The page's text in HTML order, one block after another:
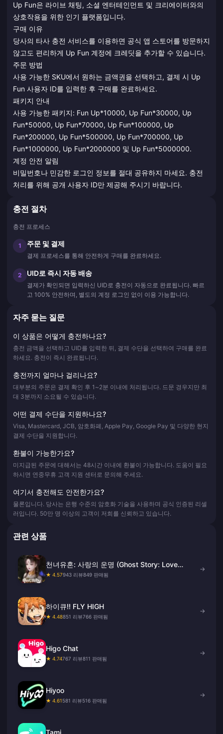
Up Fun은 라이브 채팅, 소셜 엔터테인먼트 및 크리에이터와의
상호작용을 위한 인기 플랫폼입니다.
구매 이유
당사의 타사 충전 서비스를 이용하면 공식 앱 스토어를 방문하지
않고도 편리하게 Up Fun 계정에 크레딧을 추가할 수 있습니다.
주문 방법
사용 가능한 SKU에서 원하는 금액권을 선택하고, 결제 시 Up
Fun 사용자 ID를 입력한 후 구매를 완료하세요.
패키지 안내
사용 가능한 패키지: Fun Up*10000, Up Fun*30000, Up
Fun*50000, Up Fun*70000, Up Fun*100000, Up
Fun*200000, Up Fun*500000, Up Fun*700000, Up
Fun*1000000, Up Fun*2000000 및 Up Fun*5000000.
계정 안전 알림
비밀번호나 민감한 로그인 정보를 절대 공유하지 마세요. 충전
처리를 위해 공개 사용자 ID만 제공해 주시기 바랍니다.
충전 절차
충전 프로세스
1 주문 및 결제
결제 프로세스를 통해 안전하게 구매를 완료하세요.
2 UID로 즉시 자동 배송
결제가 확인되면 입력하신 UID로 충전이 자동으로 완료됩니다. 빠르
고 100% 안전하며, 별도의 계정 로그인 없이 이용 가능합니다.
자주 묻는 질문
이 상품은 어떻게 충전하나요?
충전 금액을 선택하고 UID를 입력한 뒤, 결제 수단을 선택하여 구매를 완료
하세요. 충전이 즉시 완료됩니다.
충전까지 얼마나 걸리나요?
대부분의 주문은 결제 확인 후 1~2분 이내에 처리됩니다. 드문 경우지만 최
대 3분까지 소요될 수 있습니다.
어떤 결제 수단을 지원하나요?
Visa, Mastercard, JCB, 암호화폐, Apple Pay, Google Pay 및 다양한 현지
결제 수단을 지원합니다.
환불이 가능한가요?
미지급된 주문에 대해서는 48시간 이내에 환불이 가능합니다. 도움이 필요
하시면 연중무휴 고객 지원 센터로 문의해 주세요.
여기서 충전해도 안전한가요?
물론입니다. 당사는 은행 수준의 암호화 기술을 사용하며 공식 인증된 리셀
러입니다. 50만 명 이상의 고객이 저희를 신뢰하고 있습니다.
관련 상품
천녀유혼: 사랑의 운명 (Ghost Story: Love
Destiny) 옥 충전
★ 4.57943 리뷰849 판매됨
→
하이큐!! FLY HIGH
★ 4.48851 리뷰766 판매됨
→
Higo Chat
★ 4.74767 리뷰811 판매됨
→
Hiyoo
★ 4.61581 리뷰516 판매됨
→